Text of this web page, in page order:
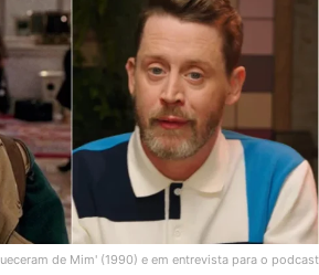
de Mim' (1990) e em entrevista para o podcast